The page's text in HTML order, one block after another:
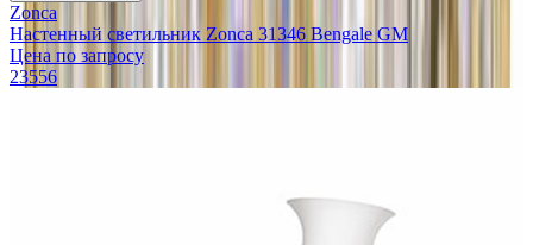
Zonca
Настенный светильник Zonca 31346 Bengale GM
Цена по запросу
23556